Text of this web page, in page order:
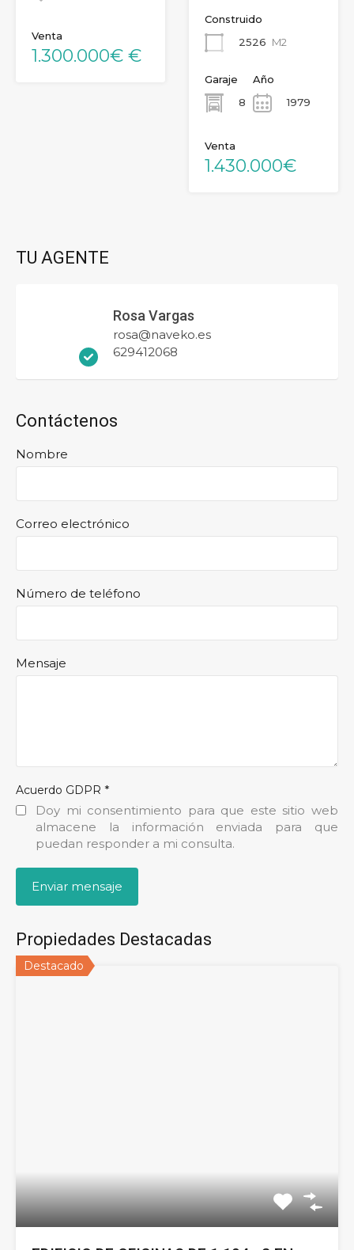
Venta
1.300.000€ €
Construido
2526 M2
Garaje
8
Año
1979
Venta
1.430.000€
TU AGENTE
Rosa Vargas
rosa@naveko.es
629412068
Contáctenos
Nombre
Correo electrónico
Número de teléfono
Mensaje
Acuerdo GDPR *
Doy mi consentimiento para que este sitio web
almacene la información enviada para que
puedan responder a mi consulta.
Propiedades Destacadas
Destacado